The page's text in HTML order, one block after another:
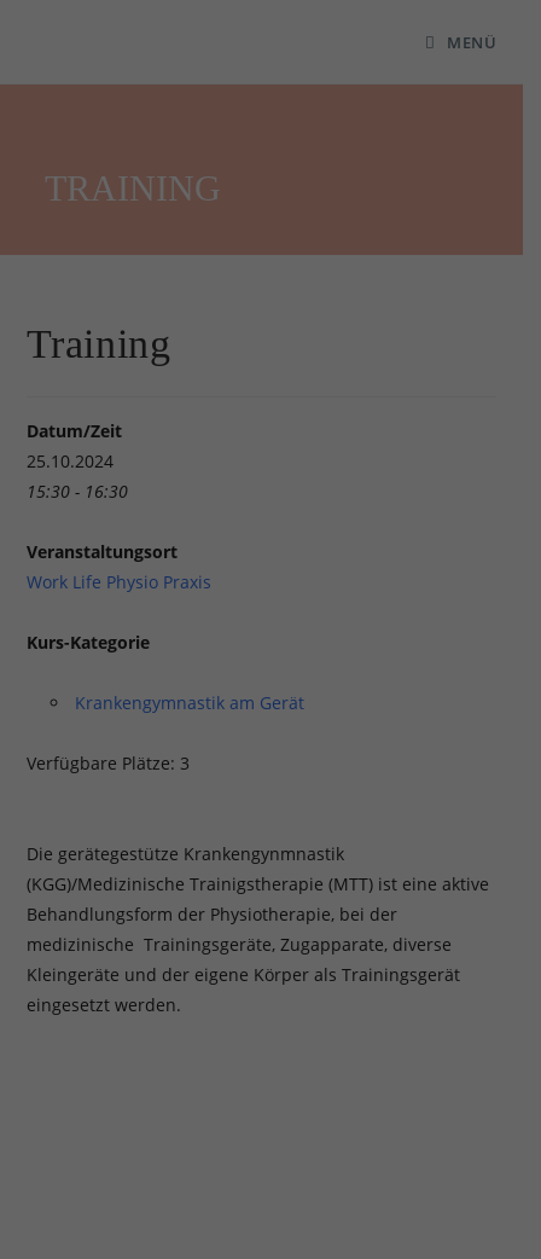
MENÜ
TRAINING
Training
Datum/Zeit
25.10.2024
15:30 - 16:30
Veranstaltungsort
Work Life Physio Praxis
Kurs-Kategorie
Krankengymnastik am Gerät
Verfügbare Plätze: 3
Die gerätegestütze Krankengynmnastik
(KGG)/Medizinische Trainigstherapie (MTT) ist eine aktive
Behandlungsform der Physiotherapie, bei der
medizinische Trainingsgeräte, Zugapparate, diverse
Kleingeräte und der eigene Körper als Trainingsgerät
eingesetzt werden.